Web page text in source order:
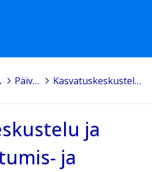
> Päivittäinen koulunkäynti > Kasvatuskeskustelu ja muut puuttumis- ja ojentamiskeinot
ja
ja